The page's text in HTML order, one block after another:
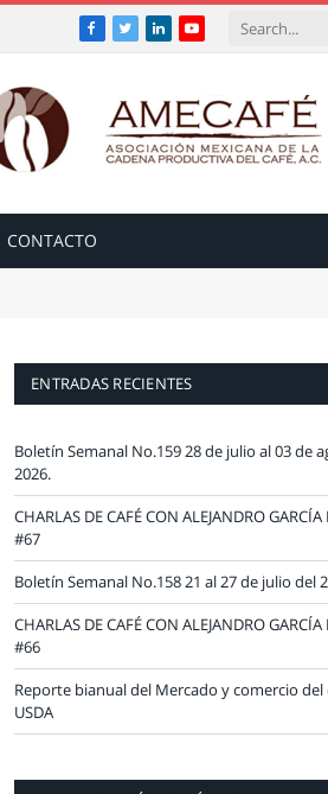
Facebook
TwitterLinkedInYouTube
CONTACTO
ENTRADAS RECIENTES
Boletín Semanal No.159 28 de julio al 03 de
2026.
CHARLAS DE CAFÉ CON ALEJANDRO
#67
Boletín Semanal No.158 21 al 27 de julio del
CHARLAS DE CAFÉ CON ALEJANDRO
#66
Reporte bianual del Mercado y comercio del
USDA